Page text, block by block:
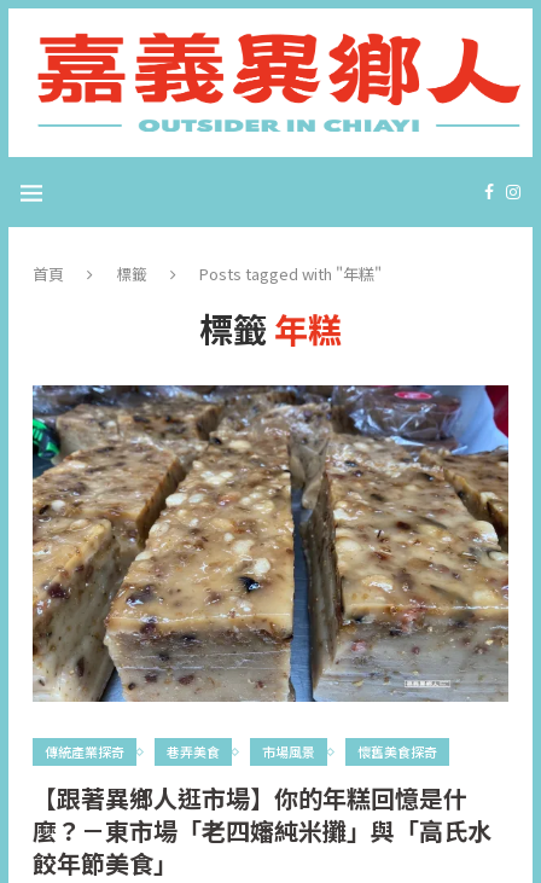
首頁 標籤 Posts tagged with "年糕"
標籤年糕
傳統產業探奇 巷弄美食 市場風景 懷舊美食探奇
【跟著異鄉人逛市場】你的年糕回憶是什
麼？－東市場「老四嬸純米攤」與「高氏水
餃年節美食」